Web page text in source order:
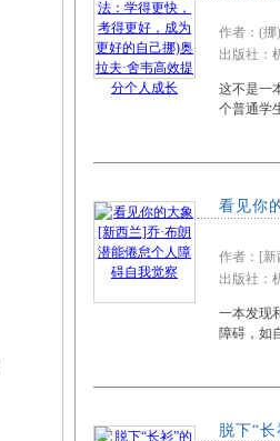
作者：(挪
出版社
这不是一
个普通学
看见你
作者：[新
出版社
一本发现
障碍，如
脱下“